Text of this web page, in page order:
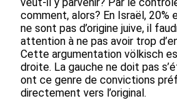
comment, alors? En Israël, 20%
ne sont pas d’origine juive, il
attention à ne pas avoir trop
Cette argumentation völkisch
droite. La gauche ne doit pas
ont ce genre de convictions
directement vers l’original.